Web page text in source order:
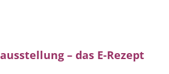
– das E-Rezept